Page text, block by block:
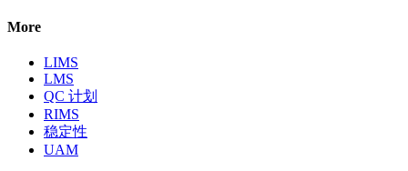
More
LIMS
LMS
QC 计划
RIMS
稳定性
UAM